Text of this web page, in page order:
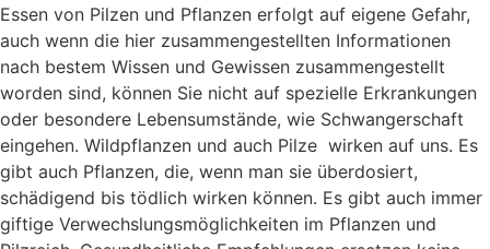
Essen von Pilzen und Pflanzen erfolgt auf eigene Gefahr,
auch wenn die hier zusammengestellten Informationen
nach bestem Wissen und Gewissen zusammengestellt
worden sind, können Sie nicht auf spezielle Erkrankungen
oder besondere Lebensumstände, wie Schwangerschaft
eingehen. Wildpflanzen und auch Pilze wirken auf uns. Es
gibt auch Pflanzen, die, wenn man sie überdosiert,
schädigend bis tödlich wirken können. Es gibt auch immer
giftige Verwechslungsmöglichkeiten im Pflanzen und